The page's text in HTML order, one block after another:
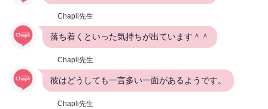
Chapli先生
落ち着くといった気持ちが出ています＾＾
Chapli先生
彼はどうしても一言多い一面があるようです。
Chapli先生